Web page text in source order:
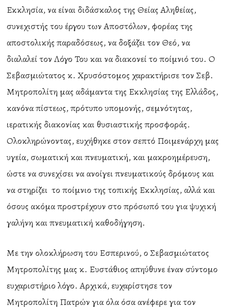
Εκκλησία, να είναι διδάσκαλος της Θείας Αληθείας,
συνεχιστής του έργου των Αποστόλων, φορέας της
αποστολικής παραδόσεως, να δοξάζει τον Θεό, να
διαλαλεί τον Λόγο Του και να διακονεί το ποίμνιό του. Ο
Σεβασμιώτατος κ. Χρυσόστομος χαρακτήρισε τον Σεβ.
Μητροπολίτη μας αδάμαντα της Εκκλησίας της Ελλάδος,
κανόνα πίστεως, πρότυπο υπομονής, σεμνότητας,
ιερατικής διακονίας και θυσιαστικής προσφοράς.
Ολοκληρώνοντας, ευχήθηκε στον σεπτό Ποιμενάρχη μας
υγεία, σωματική και πνευματική, και μακροημέρευση,
ώστε να συνεχίσει να ανοίγει πνευματικούς δρόμους και
να στηρίζει το ποίμνιο της τοπικής Εκκλησίας, αλλά και
όσους ακόμα προστρέχουν στο πρόσωπό του για ψυχική
γαλήνη και πνευματική καθοδήγηση.
Με την ολοκλήρωση του Εσπερινού, ο Σεβασμιώτατος
Μητροπολίτης μας κ. Ευστάθιος απηύθυνε έναν σύντομο
ευχαριστήριο λόγο. Αρχικά, ευχαρίστησε τον
Μητροπολίτη Πατρών για όλα όσα ανέφερε για τον